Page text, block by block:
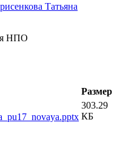
Татьяна
НПО
Размер
303.29
КБ